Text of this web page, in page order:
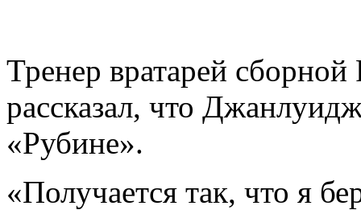
Тренер вратарей
рассказал, что
«Рубине».
«Получается так, что я